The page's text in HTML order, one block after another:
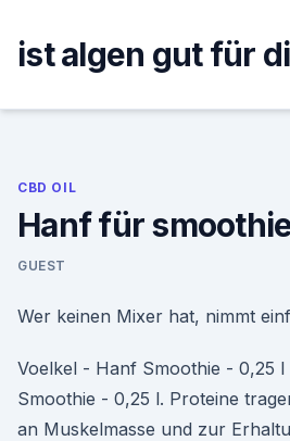
content
ist algen gut für
CBD OIL
Hanf für
GUEST
Wer keinen Mixer hat, nimmt
Voelkel - Hanf Smoothie - 0,25
Smoothie - 0,25 l. Proteine
an Muskelmasse und zur